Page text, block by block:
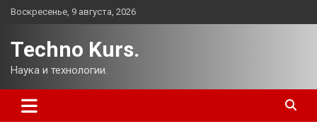
Перейти
Воскресенье, 9 августа, 2026
Techno Kurs.
Наука и технологии.